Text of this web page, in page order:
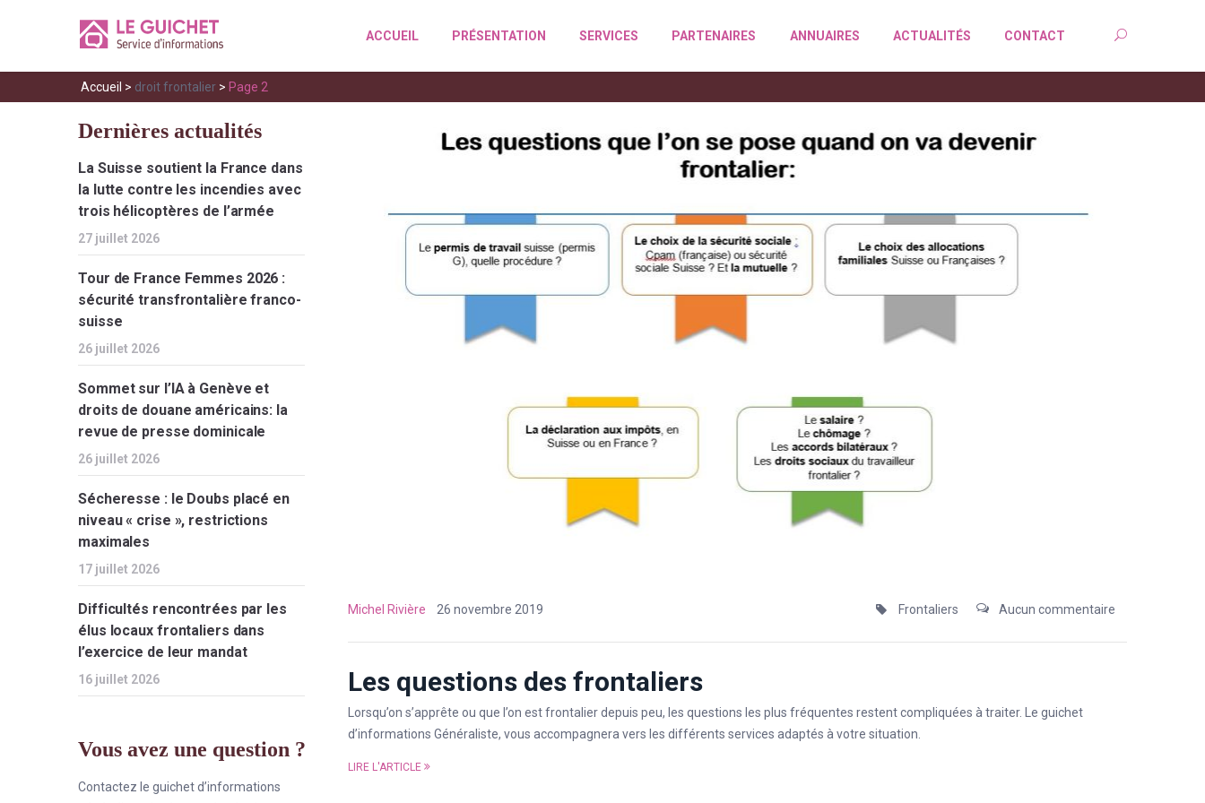
ACCUEIL PRÉSENTATION SERVICES PARTENAIRES ANNUAIRES ACTUALITÉS CONTACT
Accueil > droit frontalier > Page 2
Michel Rivière 26 novembre 2019 Frontaliers Aucun commentaire
Les questions des frontaliers
Lorsqu’on s’apprête ou que l’on est frontalier depuis peu, les questions les plus fréquentes restent compliquées à traiter. Le guichet
d’informations Généraliste, vous accompagnera vers les différents services adaptés à votre situation.
LIRE L'ARTICLE
Dernières actualités
La Suisse soutient la France dans
la lutte contre les incendies avec
trois hélicoptères de l’armée
27 juillet 2026
Tour de France Femmes 2026 :
sécurité transfrontalière franco-
suisse
26 juillet 2026
Sommet sur l’IA à Genève et
droits de douane américains: la
revue de presse dominicale
26 juillet 2026
Sécheresse : le Doubs placé en
niveau « crise », restrictions
maximales
17 juillet 2026
Difficultés rencontrées par les
élus locaux frontaliers dans
l’exercice de leur mandat
16 juillet 2026
Vous avez une question ?
Contactez le guichet d’informations